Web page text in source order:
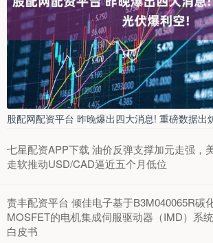
股配网配资平台 昨晚爆出四大消息! 重磅数据出
七星配资APP下载 油价反弹支撑加元走强，
走软推动USD/CAD逼近五个月低位
责丰配资平台 倾佳电子基于B3M040065R碳
MOSFET的电机集成伺服驱动器（IMD）系
白皮书